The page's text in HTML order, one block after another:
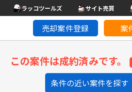
ラッコツールズ サイト売買
売却案件登録 案
この案件は成約済みです。
条件の近い案件を探す